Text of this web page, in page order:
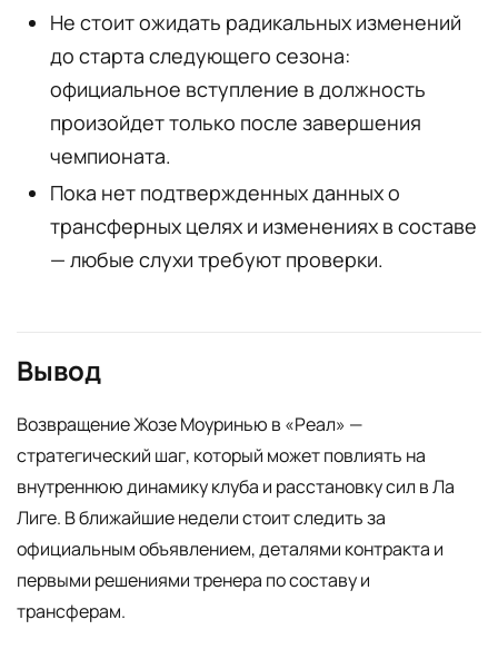
Не стоит ожидать радикальных изменений
до старта следующего сезона:
официальное вступление в должность
произойдет только после завершения
чемпионата.
Пока нет подтвержденных данных о
трансферных целях и изменениях в составе
— любые слухи требуют проверки.
Вывод
Возвращение Жозе Моуринью в «Реал» —
стратегический шаг, который может повлиять на
внутреннюю динамику клуба и расстановку сил в Ла
Лиге. В ближайшие недели стоит следить за
официальным объявлением, деталями контракта и
первыми решениями тренера по составу и
трансферам.